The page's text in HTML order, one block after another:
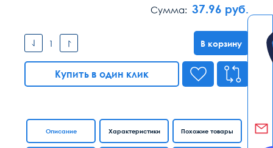
Сумма: 37.96 руб.
В корзину
Купить в один клик
Описание Характеристики Похожие товары